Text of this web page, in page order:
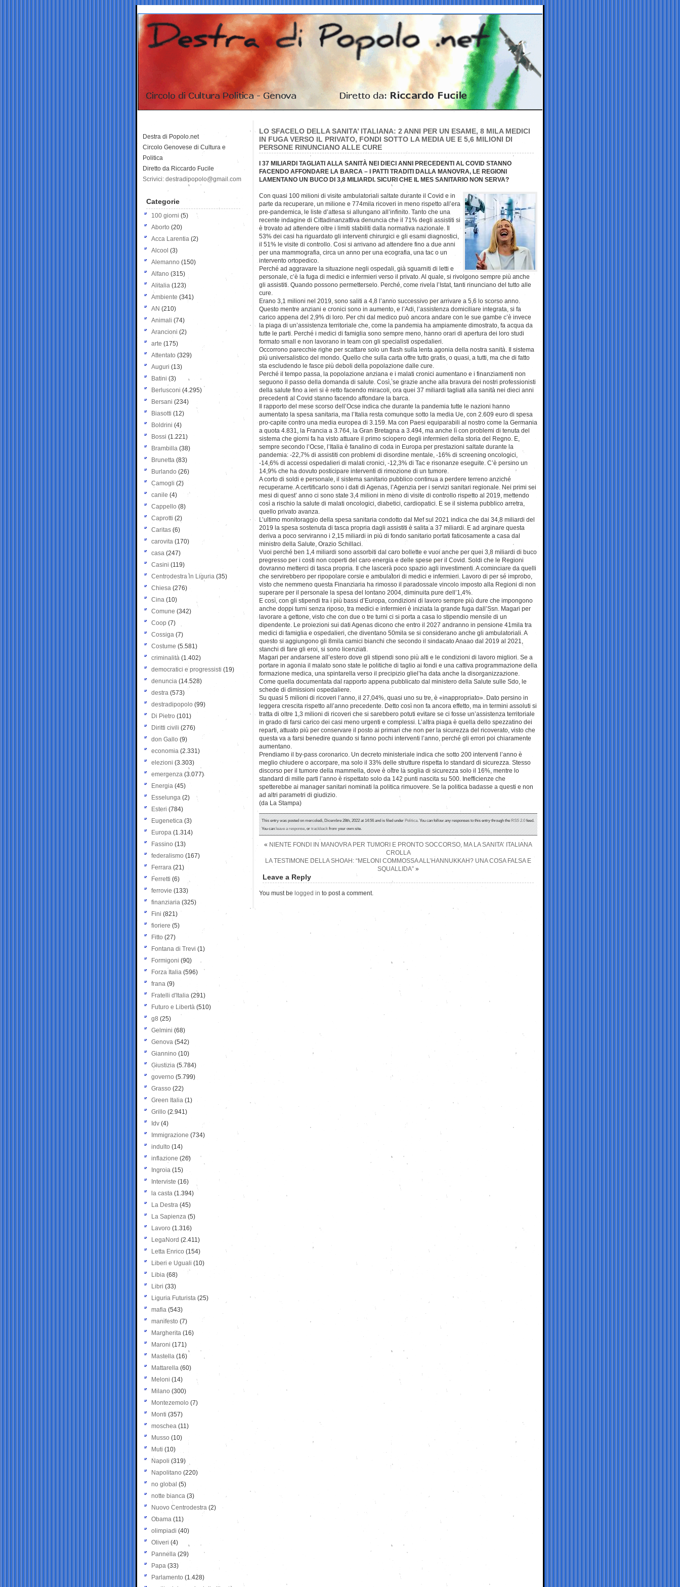
LO SFACELO DELLA SANITA’ ITALIANA: 2 ANNI PER UN ESAME, 8 MILA MEDICI
IN FUGA VERSO IL PRIVATO, FONDI SOTTO LA MEDIA UE E 5,6 MILIONI DI
PERSONE RINUNCIANO ALLE CURE
I 37 MILIARDI TAGLIATI ALLA SANITÀ NEI DIECI ANNI PRECEDENTI AL COVID STANNO
FACENDO AFFONDARE LA BARCA – I PATTI TRADITI DALLA MANOVRA, LE REGIONI
LAMENTANO UN BUCO DI 3,8 MILIARDI. SICURI CHE IL MES SANITARIO NON SERVA?
Con quasi 100 milioni di visite ambulatoriali saltate durante il Covid e in
parte da recuperare, un milione e 774mila ricoveri in meno rispetto all’era
pre-pandemica, le liste d’attesa si allungano all’infinito. Tanto che una
recente indagine di Cittadinanzattiva denuncia che il 71% degli assistiti si
è trovato ad attendere oltre i limiti stabiliti dalla normativa nazionale. Il
53% dei casi ha riguardato gli interventi chirurgici e gli esami diagnostici,
il 51% le visite di controllo. Cosi si arrivano ad attendere fino a due anni
per una mammografia, circa un anno per una ecografia, una tac o un
intervento ortopedico.
Perché ad aggravare la situazione negli ospedali, già sguarniti di letti e
personale, c’è la fuga di medici e infermieri verso il privato. Al quale, si rivolgono sempre più anche
gli assistiti. Quando possono permetterselo. Perché, come rivela l’Istat, tanti rinunciano del tutto alle
cure.
Erano 3,1 milioni nel 2019, sono saliti a 4,8 l’anno successivo per arrivare a 5,6 lo scorso anno.
Questo mentre anziani e cronici sono in aumento, e l’Adi, l’assistenza domiciliare integrata, si fa
carico appena del 2,9% di loro. Per chi dal medico può ancora andare con le sue gambe c’è invece
la piaga di un’assistenza territoriale che, come la pandemia ha ampiamente dimostrato, fa acqua da
tutte le parti. Perché i medici di famiglia sono sempre meno, hanno orari di apertura dei loro studi
formato small e non lavorano in team con gli specialisti ospedalieri.
Occorrono parecchie righe per scattare solo un flash sulla lenta agonia della nostra sanità. Il sistema
più universalistico del mondo. Quello che sulla carta offre tutto gratis, o quasi, a tutti, ma che di fatto
sta escludendo le fasce più deboli della popolazione dalle cure.
Perché il tempo passa, la popolazione anziana e i malati cronici aumentano e i finanziamenti non
seguono il passo della domanda di salute. Così, se grazie anche alla bravura dei nostri professionisti
della salute fino a ieri si è retto facendo miracoli, ora quei 37 miliardi tagliati alla sanità nei dieci anni
precedenti al Covid stanno facendo affondare la barca.
Il rapporto del mese scorso dell’Ocse indica che durante la pandemia tutte le nazioni hanno
aumentato la spesa sanitaria, ma l’Italia resta comunque sotto la media Ue, con 2.609 euro di spesa
pro-capite contro una media europea di 3.159. Ma con Paesi equiparabili al nostro come la Germania
a quota 4.831, la Francia a 3.764, la Gran Bretagna a 3.494, ma anche lì con problemi di tenuta del
sistema che giorni fa ha visto attuare il primo sciopero degli infermieri della storia del Regno. E,
sempre secondo l’Ocse, l’Italia è fanalino di coda in Europa per prestazioni saltate durante la
pandemia: -22,7% di assistiti con problemi di disordine mentale, -16% di screening oncologici,
-14,6% di accessi ospedalieri di malati cronici, -12,3% di Tac e risonanze eseguite. C’è persino un
14,9% che ha dovuto posticipare interventi di rimozione di un tumore.
A corto di soldi e personale, il sistema sanitario pubblico continua a perdere terreno anziché
recuperarne. A certificarlo sono i dati di Agenas, l’Agenzia per i servizi sanitari regionale. Nei primi sei
mesi di quest’ anno ci sono state 3,4 milioni in meno di visite di controllo rispetto al 2019, mettendo
così a rischio la salute di malati oncologici, diabetici, cardiopatici. E se il sistema pubblico arretra,
quello privato avanza.
L’ultimo monitoraggio della spesa sanitaria condotto dal Mef sul 2021 indica che dai 34,8 miliardi del
2019 la spesa sostenuta di tasca propria dagli assistiti è salita a 37 miliardi. E ad arginare questa
deriva a poco serviranno i 2,15 miliardi in più di fondo sanitario portati faticosamente a casa dal
ministro della Salute, Orazio Schillaci.
Vuoi perché ben 1,4 miliardi sono assorbiti dal caro bollette e vuoi anche per quei 3,8 miliardi di buco
pregresso per i costi non coperti del caro energia e delle spese per il Covid. Soldi che le Regioni
dovranno metterci di tasca propria. Il che lascerà poco spazio agli investimenti. A cominciare da quelli
che servirebbero per ripopolare corsie e ambulatori di medici e infermieri. Lavoro di per sé improbo,
visto che nemmeno questa Finanziaria ha rimosso il paradossale vincolo imposto alla Regioni di non
superare per il personale la spesa del lontano 2004, diminuita pure dell’1,4%.
E così, con gli stipendi tra i più bassi d’Europa, condizioni di lavoro sempre più dure che impongono
anche doppi turni senza riposo, tra medici e infermieri è iniziata la grande fuga dall’Ssn. Magari per
lavorare a gettone, visto che con due o tre turni ci si porta a casa lo stipendio mensile di un
dipendente. Le proiezioni sui dati Agenas dicono che entro il 2027 andranno in pensione 41mila tra
medici di famiglia e ospedalieri, che diventano 50mila se si considerano anche gli ambulatoriali. A
questo si aggiungono gli 8mila camici bianchi che secondo il sindacato Anaao dal 2019 al 2021,
stanchi di fare gli eroi, si sono licenziati.
Magari per andarsene all’estero dove gli stipendi sono più alti e le condizioni di lavoro migliori. Se a
portare in agonia il malato sono state le politiche di taglio ai fondi e una cattiva programmazione della
formazione medica, una spintarella verso il precipizio gliel’ha data anche la disorganizzazione.
Come quella documentata dal rapporto appena pubblicato dal ministero della Salute sulle Sdo, le
schede di dimissioni ospedaliere.
Su quasi 5 milioni di ricoveri l’anno, il 27,04%, quasi uno su tre, è «inappropriato». Dato persino in
leggera crescita rispetto all’anno precedente. Detto così non fa ancora effetto, ma in termini assoluti si
tratta di oltre 1,3 milioni di ricoveri che si sarebbero potuti evitare se ci fosse un’assistenza territoriale
in grado di farsi carico dei casi meno urgenti e complessi. L’altra piaga è quella dello spezzatino dei
reparti, attuato più per conservare il posto ai primari che non per la sicurezza del ricoverato, visto che
questa va a farsi benedire quando si fanno pochi interventi l’anno, perché gli errori poi chiaramente
aumentano.
Prendiamo il by-pass coronarico. Un decreto ministeriale indica che sotto 200 interventi l’anno è
meglio chiudere o accorpare, ma solo il 33% delle strutture rispetta lo standard di sicurezza. Stesso
discorso per il tumore della mammella, dove è oltre la soglia di sicurezza solo il 16%, mentre lo
standard di mille parti l’anno è rispettato solo da 142 punti nascita su 500. Inefficienze che
spetterebbe ai manager sanitari nominati la politica rimuovere. Se la politica badasse a questi e non
ad altri parametri di giudizio.
(da La Stampa)
This entry was posted on mercoledì, Dicembre 28th, 2022 at 14:56 and is filed underPolitica. You can follow any responses to this entry through theRSS 2.0feed.
You canleave a response, ortrackbackfrom your own site.
« NIENTE FONDI IN MANOVRA PER TUMORI E PRONTO SOCCORSO, MA LA SANITA’ ITALIANA
CROLLA
LA TESTIMONE DELLA SHOAH: “MELONI COMMOSSA ALL’HANNUKKAH? UNA COSA FALSA E
SQUALLIDA” »
Leave a Reply
You must be logged in to post a comment.
Destra di Popolo.net
Circolo Genovese di Cultura e
Politica
Diretto da Riccardo Fucile
Scrivici: destradipopolo@gmail.com
Categorie
100 giorni (5)
Aborto (20)
Acca Larentia (2)
Alcool (3)
Alemanno (150)
Alfano (315)
Alitalia (123)
Ambiente (341)
AN (210)
Animali (74)
Arancioni (2)
arte (175)
Attentato (329)
Auguri (13)
Batini (3)
Berlusconi (4.295)
Bersani (234)
Biasotti (12)
Boldrini (4)
Bossi (1.221)
Brambilla (38)
Brunetta (83)
Burlando (26)
Camogli (2)
canile (4)
Cappello (8)
Caprotti (2)
Caritas (6)
carovita (170)
casa (247)
Casini (119)
Centrodestra in Liguria (35)
Chiesa (276)
Cina (10)
Comune (342)
Coop (7)
Cossiga (7)
Costume (5.581)
criminalità (1.402)
democratici e progressisti (19)
denuncia (14.528)
destra (573)
destradipopolo (99)
Di Pietro (101)
Diritti civili (276)
don Gallo (9)
economia (2.331)
elezioni (3.303)
emergenza (3.077)
Energia (45)
Esselunga (2)
Esteri (784)
Eugenetica (3)
Europa (1.314)
Fassino (13)
federalismo (167)
Ferrara (21)
Ferretti (6)
ferrovie (133)
finanziaria (325)
Fini (821)
fioriere (5)
Fitto (27)
Fontana di Trevi (1)
Formigoni (90)
Forza Italia (596)
frana (9)
Fratelli d'Italia (291)
Futuro e Libertà (510)
g8 (25)
Gelmini (68)
Genova (542)
Giannino (10)
Giustizia (5.784)
governo (5.799)
Grasso (22)
Green Italia (1)
Grillo (2.941)
Idv (4)
Immigrazione (734)
indulto (14)
inflazione (26)
Ingroia (15)
Interviste (16)
la casta (1.394)
La Destra (45)
La Sapienza (5)
Lavoro (1.316)
LegaNord (2.411)
Letta Enrico (154)
Liberi e Uguali (10)
Libia (68)
Libri (33)
Liguria Futurista (25)
mafia (543)
manifesto (7)
Margherita (16)
Maroni (171)
Mastella (16)
Mattarella (60)
Meloni (14)
Milano (300)
Montezemolo (7)
Monti (357)
moschea (11)
Musso (10)
Muti (10)
Napoli (319)
Napolitano (220)
no global (5)
notte bianca (3)
Nuovo Centrodestra (2)
Obama (11)
olimpiadi (40)
Oliveri (4)
Pannella (29)
Papa (33)
Parlamento (1.428)